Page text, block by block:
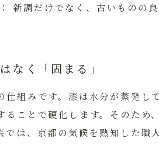
新調だけでなく、古いものの
なく「固まる」
組みです。漆は水分が蒸発し
ことで硬化します。そのため
は、京都の気候を熟知した職